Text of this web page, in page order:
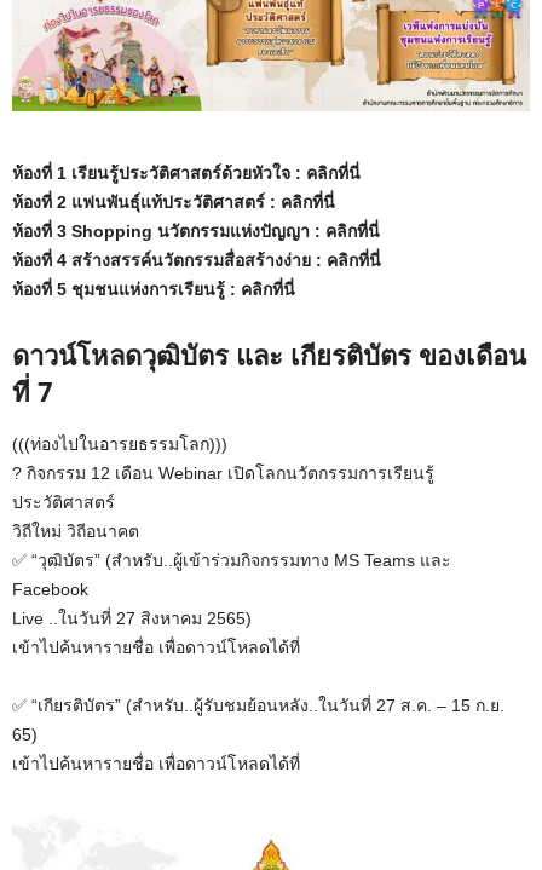
ห้องที่ 1 เรียนรู้ประวัติศาสตร์ด้วยหัวใจ : คลิกที่นี่
ห้องที่ 2 แฟนพันธุ์แท้ประวัติศาสตร์ : คลิกที่นี่
ห้องที่ 3 Shopping นวัตกรรมแห่งปัญญา : คลิกที่นี่
ห้องที่ 4 สร้างสรรค์นวัตกรรมสื่อสร้างง่าย : คลิกที่นี่
ห้องที่ 5 ชุมชนแห่งการเรียนรู้ : คลิกที่นี่
ดาวน์โหลดวุฒิบัตร และ เกียรติบัตร ของเดือน
ที่ 7
(((ท่องไปในอารยธรรมโลก)))
? กิจกรรม 12 เดือน Webinar เปิดโลกนวัตกรรมการเรียนรู้
ประวัติศาสตร์
วิถีใหม่ วิถีอนาคต
✅ “วุฒิบัตร” (สำหรับ..ผู้เข้าร่วมกิจกรรมทาง MS Teams และ
Facebook
Live ..ในวันที่ 27 สิงหาคม 2565)
เข้าไปค้นหารายชื่อ เพื่อดาวน์โหลดได้ที่
✅ “เกียรติบัตร” (สำหรับ..ผู้รับชมย้อนหลัง..ในวันที่ 27 ส.ค. – 15 ก.ย.
65)
เข้าไปค้นหารายชื่อ เพื่อดาวน์โหลดได้ที่